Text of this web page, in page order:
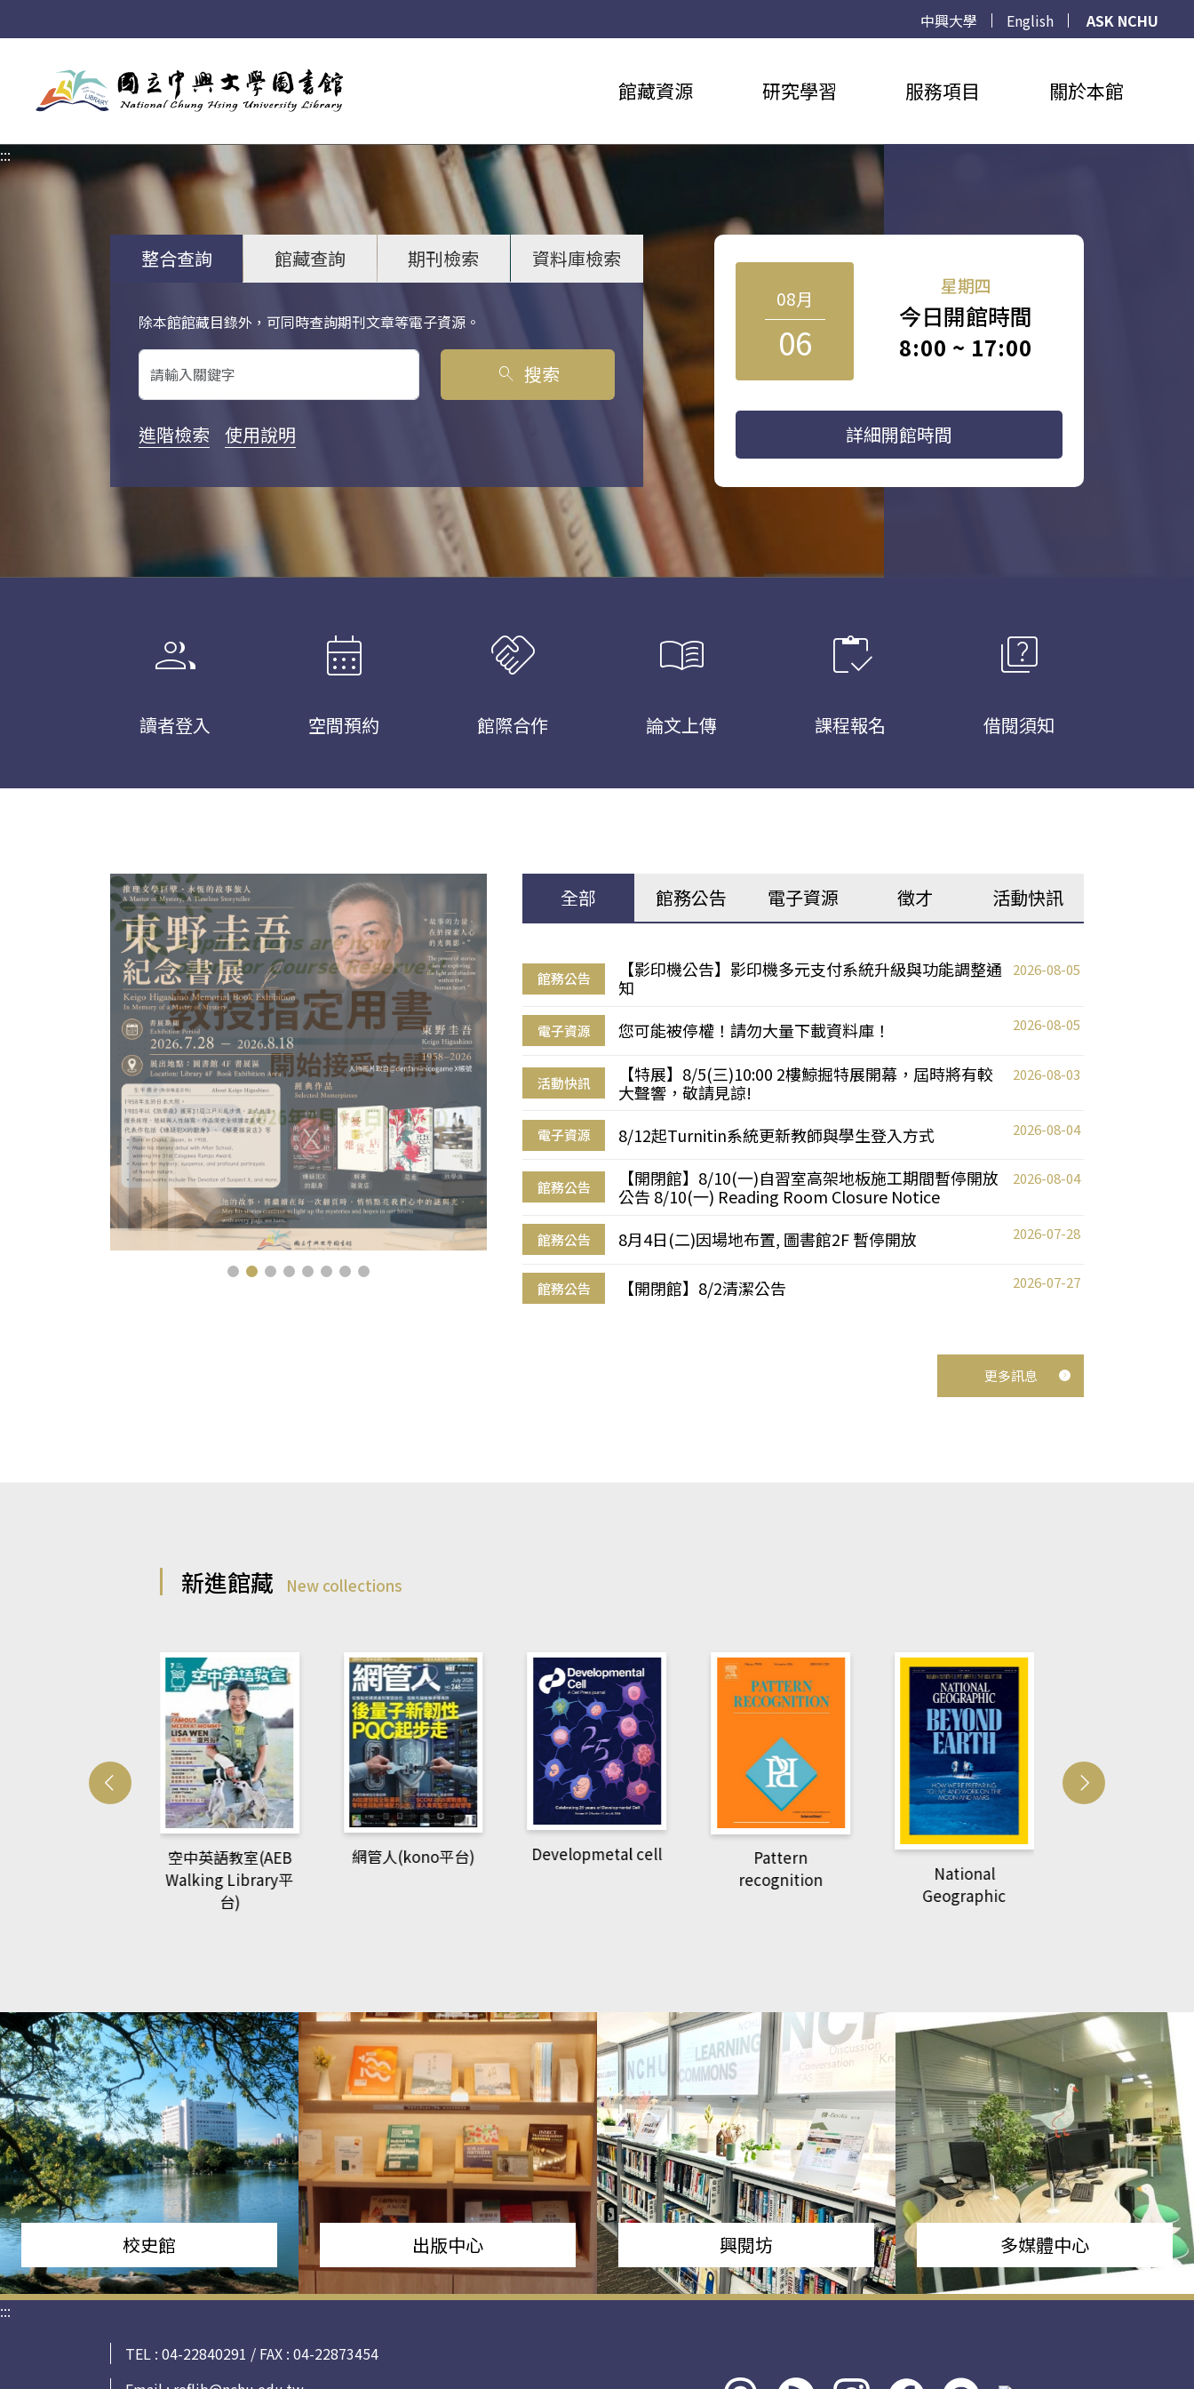
中興大學 English
ASK NCHU
館藏資源 研究學習 服務項目 關於本館
:::
整合查詢 館藏查詢 期刊檢索 資料庫檢索
除本館館藏目錄外，可同時查詢期刊文章等電子資源。
關鍵字搜尋
search 搜索
進階檢索 使用說明
08月
06
星期四
今日開館時間
8:00 ~ 17:00
詳細開館時間
group
讀者登入
calendar_month
空間預約
handshake
館際合作
menu_book
論文上傳
inventory
課程報名
quiz
借閱須知
全部 館務公告 電子資源 徵才 活動快訊
館務公告
【影印機公告】影印機多元支付系統升級與功能調整通
知
2026-08-05
電子資源 您可能被停權！請勿大量下載資料庫！ 2026-08-05
活動快訊
【特展】8/5(三)10:00 2樓鯨掘特展開幕，屆時將有較
大聲響，敬請見諒!
2026-08-03
電子資源 8/12起Turnitin系統更新教師與學生登入方式 2026-08-04
館務公告
【開閉館】8/10(一)自習室高架地板施工期間暫停開放
公告 8/10(一) Reading Room Closure Notice
2026-08-04
館務公告 8月4日(二)因場地布置, 圖書館2F 暫停開放 2026-07-28
館務公告 【開閉館】8/2清潔公告 2026-07-27
更多訊息
新進館藏 New collections
網管人(kono平台) Developmetal cell
Pattern
National
Geographic
Harvard Business
Review
校史館 出版中心 興閱坊 多媒體中心
:::
TEL : 04-22840291 / FAX : 04-22873454